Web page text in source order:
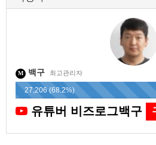
M 백구 최고관리자
27,206 (68.2%)
유튜버 비즈로그백구